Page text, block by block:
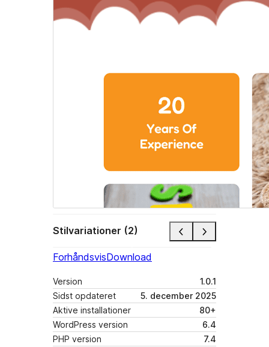
Stilvariationer (2)
ForhåndsvisDownload
Version
1.0.1
Sidst opdateret
5. december 2025
Aktive installationer
80+
WordPress version
6.4
PHP version
7.4